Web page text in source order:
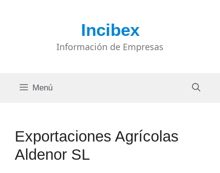
Incibex
Información de Empresas
Menú
Exportaciones Agrícolas
Aldenor SL